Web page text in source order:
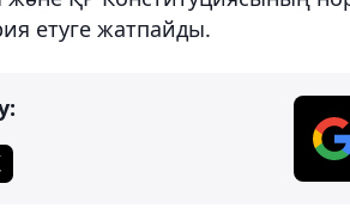
етуге жатпайды.